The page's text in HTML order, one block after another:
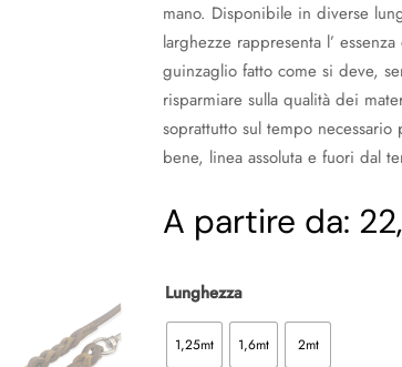
mano. Disponibile in diverse
larghezze rappresenta l’
guinzaglio fatto come si deve,
risparmiare sulla qualità dei
soprattutto sul tempo necessario
bene, linea assoluta e fuori dal
A partire da:
Lunghezza
1,25mt 1,6mt 2mt